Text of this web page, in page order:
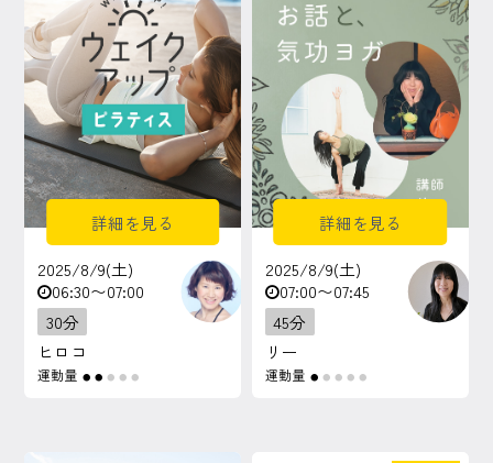
ログイン
会員規約について
クラス参加にあたっての同意書
特定商取引にかかわる表示
プライバシーポリシー
詳細を見る
2025/8/9(土)
06:30〜07:00
30分
ヒロコ
運動量 ● ● ● ● ●
詳細を見る
2025/8/9(土)
07:00〜07:45
45分
リー
運動量 ● ● ● ● ●